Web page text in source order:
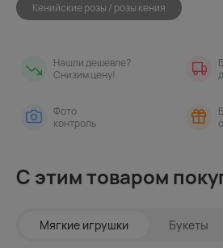
Кенийские розы / розы кения
Нашли дешевле?
Снизим цену!
Фото
контроль
С этим товаром
Мягкие игрушки Букеты